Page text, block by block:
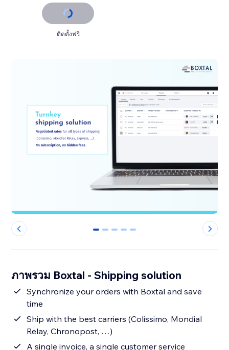
ติดตั้งฟรี
0 1 2 3 4
ภาพรวม Boxtal - Shipping solution
Synchronize your orders with Boxtal and save
time
Ship with the best carriers (Colissimo, Mondial
Relay, Chronopost, …)
A single invoice, a single customer service